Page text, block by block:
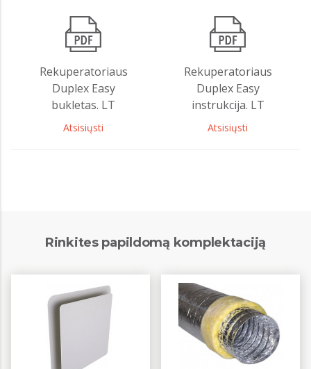
Rekuperatoriaus
Duplex Easy
bukletas. LT
Atsisiųsti
Rekuperatoriaus
Duplex Easy
instrukcija. LT
Atsisiųsti
Rinkites papildomą komplektaciją